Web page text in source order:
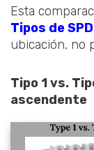
Esta
Tipos de SPD
ubicación, no
Tipo 1 vs.
ascendente